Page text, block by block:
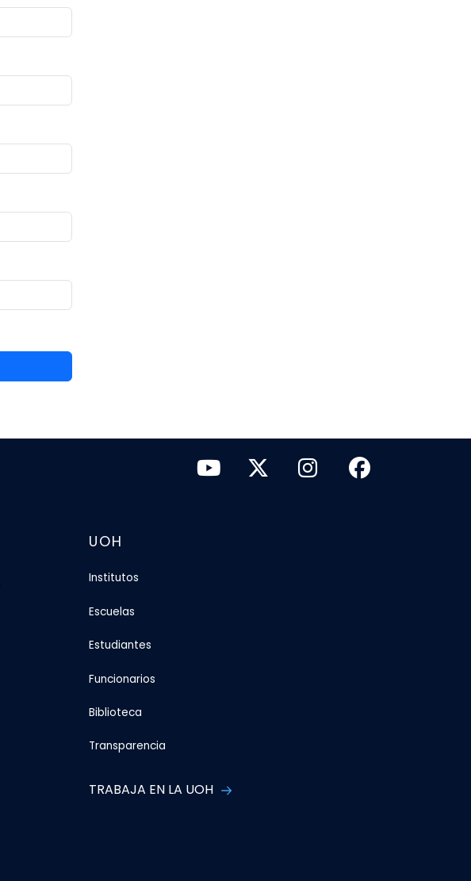
UOH
Institutos
Escuelas
Estudiantes
Funcionarios
Biblioteca
Transparencia
TRABAJA EN LA UOH